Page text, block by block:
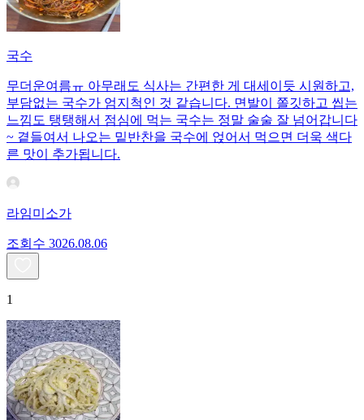
국수
무더운여름ㅠ 아무래도 식사는 간편한 게 대세이듯 시원하고,
부담없는 국수가 엄지척인 것 같습니다. 면발이 쫄깃하고 씹는
느낌도 탱탱해서 점심에 먹는 국수는 정말 술술 잘 넘어갑니다
~ 곁들여서 나오는 밑반찬을 국수에 얹어서 먹으면 더욱 색다
른 맛이 추가됩니다.
라임미소가
조회수 3026.08.06
1